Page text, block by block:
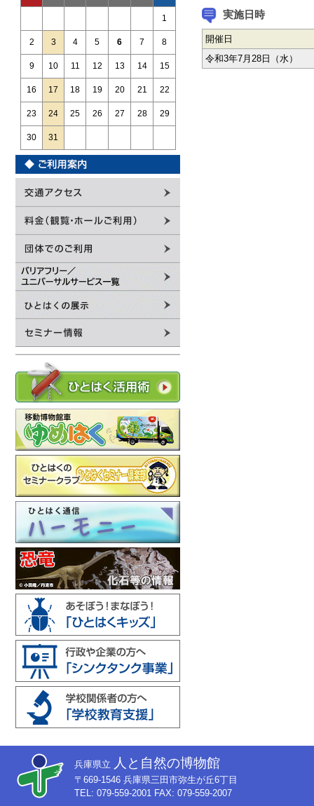
1
2 3 4 5 6 7 8
9 10 11 12 13 14 15
16 17 18 19 20 21 22
23 24 25 26 27 28 29
30 31
実施日時
開催日
令和3年7月28日（水）
兵庫県立 人と自然の博物館
〒669-1546 兵庫県三田市弥生が丘6丁目
TEL: 079-559-2001 FAX: 079-559-2007